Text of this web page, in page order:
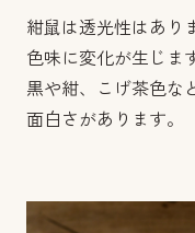
紺鼠は透光性はあり
色味に変化が生じま
黒や紺、こげ茶色な
面白さがあります。